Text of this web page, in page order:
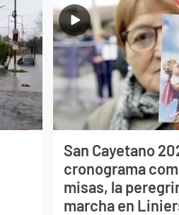
San Cayetano
cronograma
misas, la
marcha en